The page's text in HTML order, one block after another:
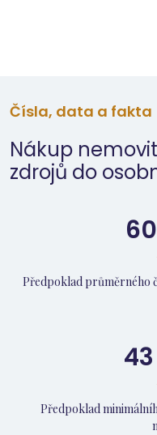
Čísla, data a fakta
Nákup
zdrojů do
Předpoklad průměrného
Předpoklad